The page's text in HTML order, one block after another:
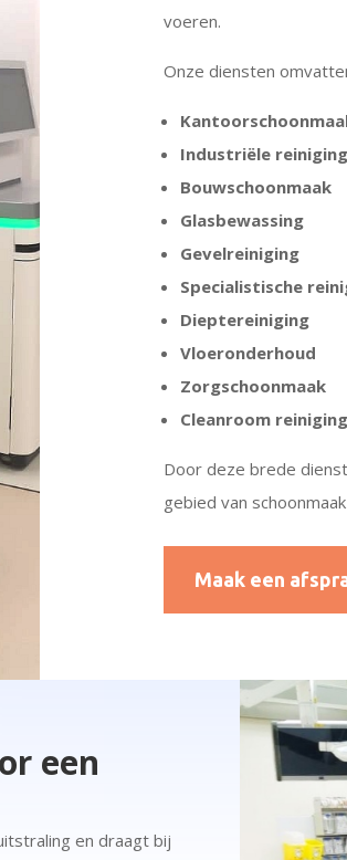
voeren.
Onze diensten
Industriële reiniging
Bouwschoonmaak
Glasbewassing
Gevelreiniging
Specialistische
Dieptereiniging
Vloeronderhoud
Zorgschoonmaak
Cleanroom reiniging
Door deze brede
gebied van
Maak een
een
en draagt bij